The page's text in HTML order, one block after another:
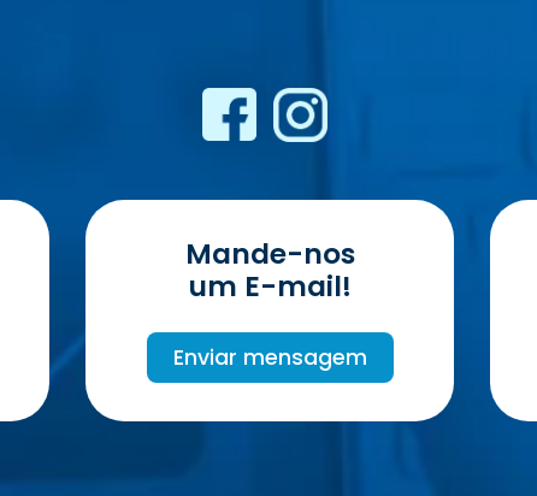
Mande-nos
um E-mail!
Enviar mensagem